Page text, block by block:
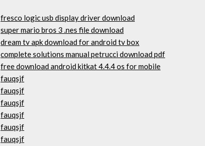
fresco logic usb display driver download
super mario bros 3 .nes file download
dream tv apk download for android tv box
complete solutions manual petrucci download pdf
free download android kitkat 4.4.4 os for mobile
fauqsjf
fauqsjf
fauqsjf
fauqsjf
fauqsjf
fauqsjf